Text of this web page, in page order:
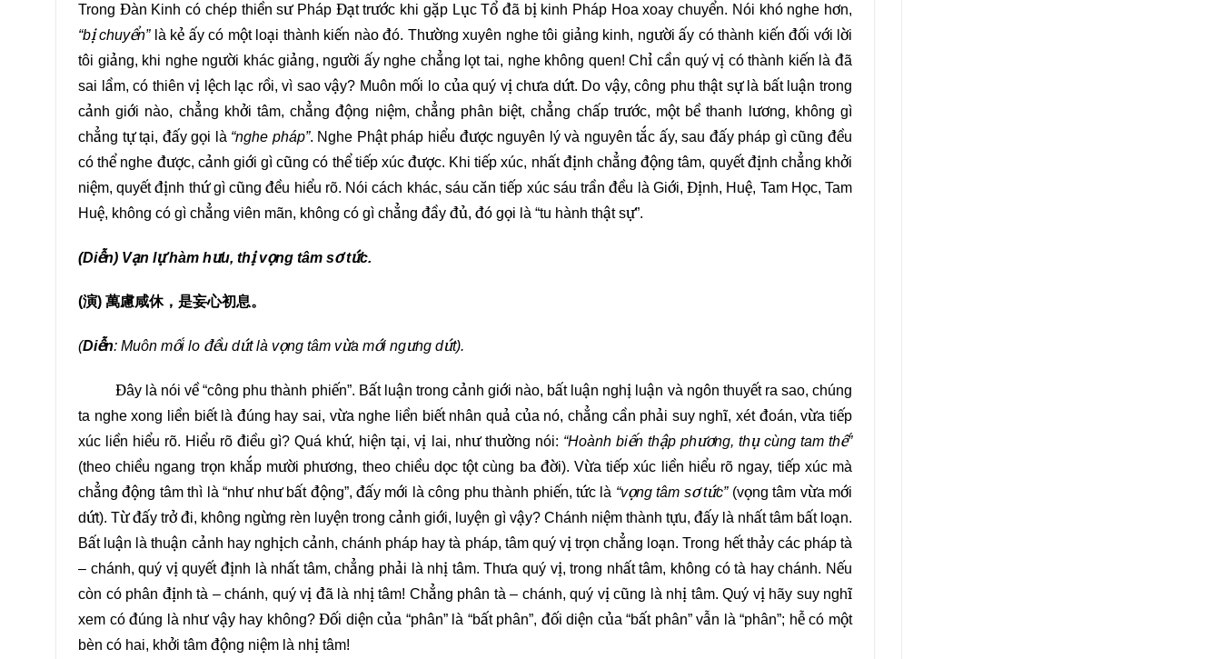
133 134 135
136 137 138
139 140 141
142 143 144
154 155
157
162
164
166 167 168
169 170 171
Trong Đàn Kinh có chép thiền sư Pháp Đạt trước khi gặp Lục Tổ đã bị kinh Pháp Hoa xoay chuyển. Nói khó nghe hơn,
“bị chuyển”là kẻ ấy có một loại thành kiến nào đó. Thường xuyên nghe tôi giảng kinh, người ấy có thành kiến đối với lời
tôi giảng, khi nghe người khác giảng, người ấy nghe chẳng lọt tai, nghe không quen! Chỉ cần quý vị có thành kiến là đã
sai lầm, có thiên vị lệch lạc rồi, vì sao vậy? Muôn mối lo của quý vị chưa dứt. Do vậy, công phu thật sự là bất luận trong
cảnh giới nào, chẳng khởi tâm, chẳng động niệm, chẳng phân biệt, chẳng chấp trước, một bề thanh lương, không gì
chẳng tự tại, đấy gọi là “nghe pháp”. Nghe Phật pháp hiểu được nguyên lý và nguyên tắc ấy, sau đấy pháp gì cũng đều
có thể nghe được, cảnh giới gì cũng có thể tiếp xúc được. Khi tiếp xúc, nhất định chẳng động tâm, quyết định chẳng khởi
niệm, quyết định thứ gì cũng đều hiểu rõ. Nói cách khác, sáu căn tiếp xúc sáu trần đều là Giới, Định, Huệ, Tam Học, Tam
Huệ, không có gì chẳng viên mãn, không có gì chẳng đầy đủ, đó gọi là “tu hành thật sự”.
(Diễn) Vạn lự hàm hưu, thị vọng tâm sơ tức.
(演) 萬慮咸休，是妄心初息。
(Diễn: Muôn mối lo đều dứt là vọng tâm vừa mới ngưng dứt).
Đây là nói về “công phu thành phiến”. Bất luận trong cảnh giới nào, bất luận nghị luận và ngôn thuyết ra sao, chúng
ta nghe xong liền biết là đúng hay sai, vừa nghe liền biết nhân quả của nó, chẳng cần phải suy nghĩ, xét đoán, vừa tiếp
xúc liền hiểu rõ. Hiểu rõ điều gì? Quá khứ, hiện tại, vị lai, như thường nói: “Hoành biến thập phương, thụ cùng tam thế”
(theo chiều ngang trọn khắp mười phương, theo chiều dọc tột cùng ba đời). Vừa tiếp xúc liền hiểu rõ ngay, tiếp xúc mà
chẳng động tâm thì là “như như bất động”, đấy mới là công phu thành phiến, tức là “vọng tâm sơ tức”(vọng tâm vừa mới
dứt). Từ đấy trở đi, không ngừng rèn luyện trong cảnh giới, luyện gì vậy? Chánh niệm thành tựu, đấy là nhất tâm bất loạn.
Bất luận là thuận cảnh hay nghịch cảnh, chánh pháp hay tà pháp, tâm quý vị trọn chẳng loạn. Trong hết thảy các pháp tà
– chánh, quý vị quyết định là nhất tâm, chẳng phải là nhị tâm. Thưa quý vị, trong nhất tâm, không có tà hay chánh. Nếu
còn có phân định tà – chánh, quý vị đã là nhị tâm! Chẳng phân tà – chánh, quý vị cũng là nhị tâm. Quý vị hãy suy nghĩ
xem có đúng là như vậy hay không? Đối diện của “phân” là “bất phân”, đối diện của “bất phân” vẫn là “phân”; hễ có một
bèn có hai, khởi tâm động niệm là nhị tâm!